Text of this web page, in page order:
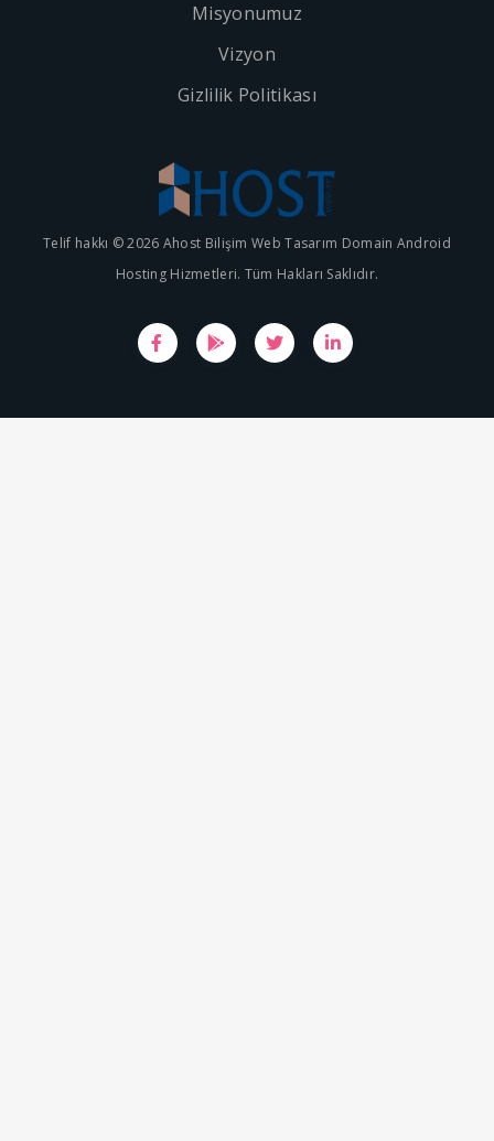
Misyonumuz
Vizyon
Gizlilik Politikası
Telif hakkı © 2026 Ahost Bilişim Web Tasarım Domain Android
Hosting Hizmetleri. Tüm Hakları Saklıdır.